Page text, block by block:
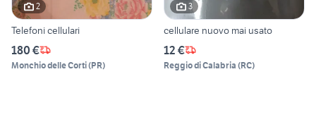
2
Telefoni cellulari
180 €
Monchio delle Corti(PR)
3
cellulare nuovo mai usato
12 €
Reggio di Calabria (RC)